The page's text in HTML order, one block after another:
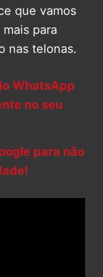
que vamos
para
nas telonas.
WhatsApp
no seu
para não